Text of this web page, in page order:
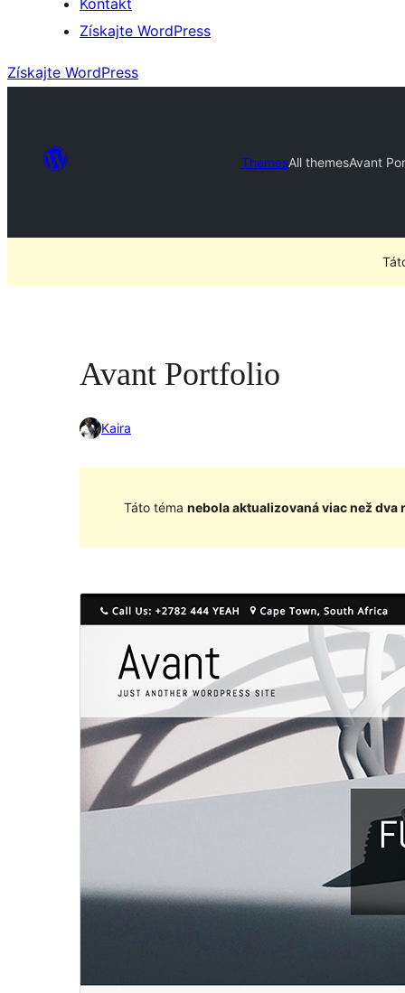
Kontakt
Získajte WordPress
Získajte WordPress
ThemesAll themesAvant
Avant Portfolio
Kaira
Táto téma nebola aktualizovaná viac než dva